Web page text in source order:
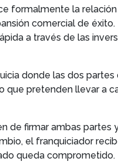
formalmente la
comercial de
a través de las
donde las dos
que pretenden llevar a
de firmar ambas
el franquiciador
queda comprometido.